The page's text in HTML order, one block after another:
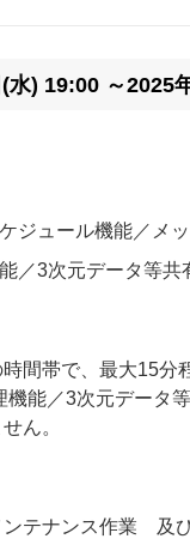
) 19:00 ～2025
ジュール機能／メ
／3次元データ等共
間帯で、最大15分
機能／3次元データ
ん。
ンテナンス作業 及